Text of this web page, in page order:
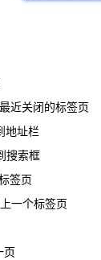
近关闭的标签页
地址栏
搜索框
签页
一个标签页
页